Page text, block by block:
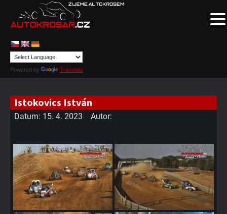
Powered by Translate
Istokovics István
Datum: 15. 4. 2023 Autor: